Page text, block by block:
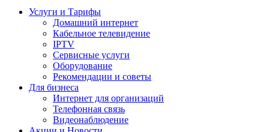
Услуги и Тарифы
Домашний интернет
Кабельное телевидение
IPTV
Сервисные услуги
Оборудование
Рекомендации и советы
Для бизнеса
Интернет для организаций
Телефонная связь
Видеонаблюдение